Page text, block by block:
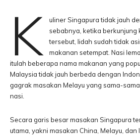
K
uliner Singapura tidak jauh
sebabnya, ketika berkunjung
tersebut, lidah sudah tidak
makanan setempat. Nasi
itulah beberapa nama makanan yang
Malaysia tidak jauh berbeda dengan
gagrak masakan Melayu yang sama-
nasi.
Secara garis besar masakan Singapura
utama, yakni masakan China, Melayu,